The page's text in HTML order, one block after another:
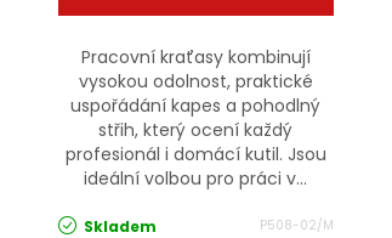
Pracovní kraťasy kombinují
vysokou odolnost, praktické
uspořádání kapes a pohodlný
střih, který ocení každý
profesionál i domácí kutil. Jsou
ideální volbou pro práci v...
Skladem P508-02/M